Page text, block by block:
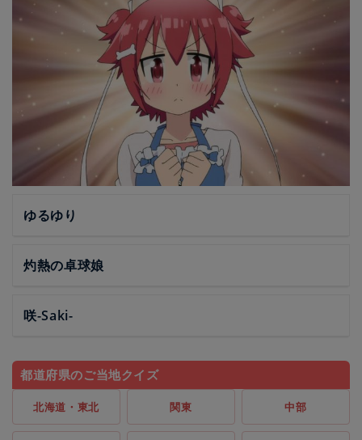
ゆるゆり
灼熱の卓球娘
咲-Saki-
都道府県のご当地クイズ
北海道・東北 関東 中部